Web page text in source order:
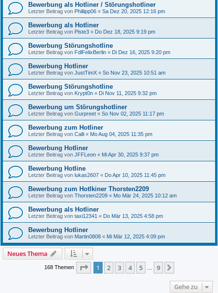
Bewerbung als Hotliner / Störungshotliner
Letzter Beitrag von Philiipp06 « Sa Dez 20, 2025 12:16 pm
Bewerbung als Hotliner
Letzter Beitrag von Piste3 « Do Dez 18, 2025 9:19 pm
Bewerbung Störungshotline
Letzter Beitrag von FdlFelixBerlin « Di Dez 16, 2025 9:20 pm
Bewerbung Hotliner
Letzter Beitrag von JustTimX « So Nov 23, 2025 10:51 am
Bewerbung Störungshotline
Letzter Beitrag von Krypt0n « Di Nov 11, 2025 9:32 pm
Bewerbung um Störungshotliner
Letzter Beitrag von Gurpreet « So Nov 02, 2025 11:17 pm
Bewerbung zum Hotliner
Letzter Beitrag von Calli « Mo Aug 04, 2025 11:35 pm
Bewerbung Hotliner
Letzter Beitrag von JFFLeon « Mi Apr 30, 2025 9:37 pm
Bewerbung Hotline
Letzter Beitrag von lukas2607 « Do Apr 10, 2025 11:45 pm
Bewerbung zum Hotlkiner Thorsten2209
Letzter Beitrag von Thorsten2209 « Mo Mär 24, 2025 10:12 am
Bewerbung als Hotliner
Letzter Beitrag von taxi12341 « Do Mär 13, 2025 4:58 pm
Bewerbung Hotliner
Letzter Beitrag von Martin0808 « Mi Mär 12, 2025 4:09 pm
Neues Thema
168 Themen Seite 1von
1 2 3 4 5 9
Gehe zu